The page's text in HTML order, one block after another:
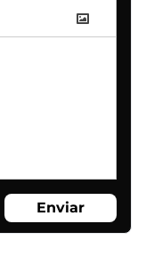
Enviar